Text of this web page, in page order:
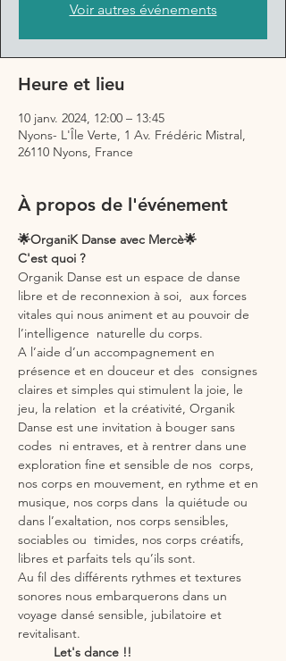
Voir autres événements
Heure et lieu
10 janv. 2024, 12:00 – 13:45
Nyons- L'Île Verte, 1 Av. Frédéric Mistral,
26110 Nyons, France
À propos de l'événement
🌟OrganiK Danse avec Mercè🌟
C'est quoi ?
Organik Danse est un espace de danse
libre et de reconnexion à soi,  aux forces
vitales qui nous animent et au pouvoir de
l’intelligence  naturelle du corps.
A l’aide d’un accompagnement en
présence et en douceur et des  consignes
claires et simples qui stimulent la joie, le
jeu, la relation  et la créativité, Organik
Danse est une invitation à bouger sans
codes  ni entraves, et à rentrer dans une
exploration fine et sensible de nos  corps,
nos corps en mouvement, en rythme et en
musique, nos corps dans  la quiétude ou
dans l’exaltation, nos corps sensibles,
sociables ou  timides, nos corps créatifs,
libres et parfaits tels qu’ils sont.
Au fil des différents rythmes et textures
sonores nous embarquerons dans un
voyage dansé sensible, jubilatoire et
revitalisant.
Let's dance !!